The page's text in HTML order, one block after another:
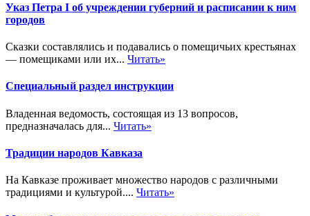
Указ Петра I об учреждении губерний и расписании к ним
городов
Сказки составлялись и подавались о помещичьих крестьянах
— помещиками или их... Читать»
Специальный раздел инструкции
Владенная ведомость, состоящая из 13 вопросов,
предназначалась для... Читать»
Традиции народов Кавказа
На Кавказе проживает множество народов с различными
традициями и культурой.... Читать»